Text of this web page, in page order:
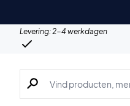
Levering: 2-4 werkdagen
Zoeken naar